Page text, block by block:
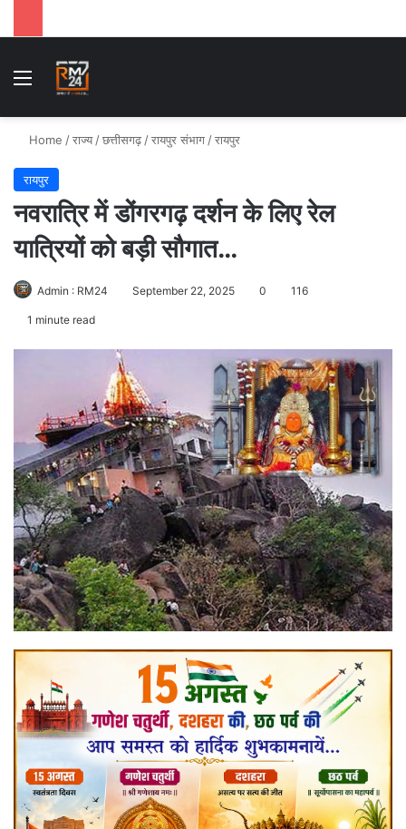
Menu
Home /राज्य /छत्तीसगढ़ /रायपुर संभाग /रायपुर
रायपुर
नवरात्रि में डोंगरगढ़ दर्शन के लिए रेल
यात्रियों को बड़ी सौगात…
Admin : RM24 September 22, 2025 0 116
1 minute read